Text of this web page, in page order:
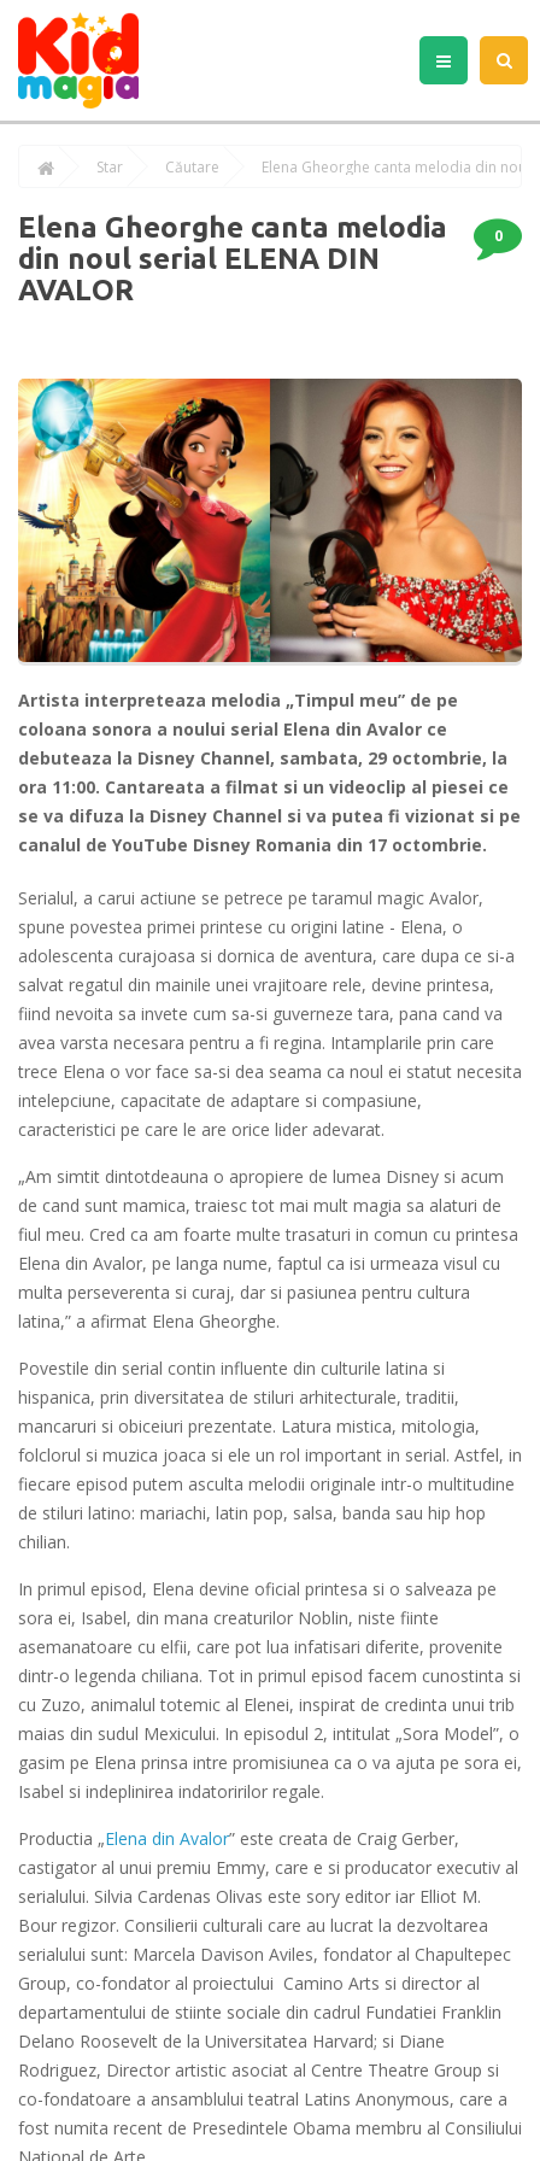
Star Căutare Elena Gheorghe canta melodia din noul
Elena Gheorghe canta melodia
din noul serial ELENA DIN
AVALOR
0
Artista interpreteaza melodia „Timpul meu” de pe
coloana sonora a noului serial Elena din Avalor ce
debuteaza la Disney Channel, sambata, 29 octombrie, la
ora 11:00. Cantareata a filmat si un videoclip al piesei ce
se va difuza la Disney Channel si va putea fi vizionat si pe
canalul de YouTube Disney Romania din 17 octombrie.
Serialul, a carui actiune se petrece pe taramul magic Avalor,
spune povestea primei printese cu origini latine - Elena, o
adolescenta curajoasa si dornica de aventura, care dupa ce si-a
salvat regatul din mainile unei vrajitoare rele, devine printesa,
fiind nevoita sa invete cum sa-si guverneze tara, pana cand va
avea varsta necesara pentru a fi regina. Intamplarile prin care
trece Elena o vor face sa-si dea seama ca noul ei statut necesita
intelepciune, capacitate de adaptare si compasiune,
caracteristici pe care le are orice lider adevarat.
„Am simtit dintotdeauna o apropiere de lumea Disney si acum
de cand sunt mamica, traiesc tot mai mult magia sa alaturi de
fiul meu. Cred ca am foarte multe trasaturi in comun cu printesa
Elena din Avalor, pe langa nume, faptul ca isi urmeaza visul cu
multa perseverenta si curaj, dar si pasiunea pentru cultura
latina,” a afirmat Elena Gheorghe.
Povestile din serial contin influente din culturile latina si
hispanica, prin diversitatea de stiluri arhitecturale, traditii,
mancaruri si obiceiuri prezentate. Latura mistica, mitologia,
folclorul si muzica joaca si ele un rol important in serial. Astfel, in
fiecare episod putem asculta melodii originale intr-o multitudine
de stiluri latino: mariachi, latin pop, salsa, banda sau hip hop
chilian.
In primul episod, Elena devine oficial printesa si o salveaza pe
sora ei, Isabel, din mana creaturilor Noblin, niste fiinte
asemanatoare cu elfii, care pot lua infatisari diferite, provenite
dintr-o legenda chiliana. Tot in primul episod facem cunostinta si
cu Zuzo, animalul totemic al Elenei, inspirat de credinta unui trib
maias din sudul Mexicului. In episodul 2, intitulat „Sora Model”, o
gasim pe Elena prinsa intre promisiunea ca o va ajuta pe sora ei,
Isabel si indeplinirea indatoririlor regale.
Productia „Elena din Avalor” este creata de Craig Gerber,
castigator al unui premiu Emmy, care e si producator executiv al
serialului. Silvia Cardenas Olivas este sory editor iar Elliot M.
Bour regizor. Consilierii culturali care au lucrat la dezvoltarea
serialului sunt: Marcela Davison Aviles, fondator al Chapultepec
Group, co-fondator al proiectului Camino Arts si director al
departamentului de stiinte sociale din cadrul Fundatiei Franklin
Delano Roosevelt de la Universitatea Harvard; si Diane
Rodriguez, Director artistic asociat al Centre Theatre Group si
co-fondatoare a ansamblului teatral Latins Anonymous, care a
fost numita recent de Presedintele Obama membru al Consiliului